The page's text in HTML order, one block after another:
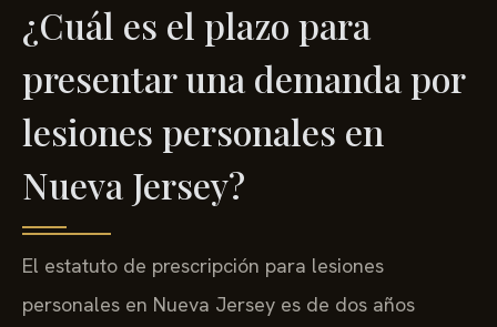
¿Cuál es el plazo para
presentar una demanda por
lesiones personales en
Nueva Jersey?
El estatuto de prescripción para lesiones
personales en Nueva Jersey es de dos años